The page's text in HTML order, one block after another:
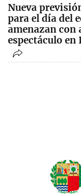
Nueva
para el día del
amenazan con
espectáculo en